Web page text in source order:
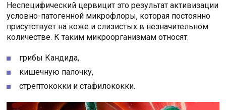
Неспецифический цервицит это результат активизации
условно-патогенной микрофлоры, которая постоянно
присутствует на коже и слизистых в незначительном
количестве. К таким микроорганизмам относят:
грибы Кандида,
кишечную палочку,
стрептококки и стафилококки.